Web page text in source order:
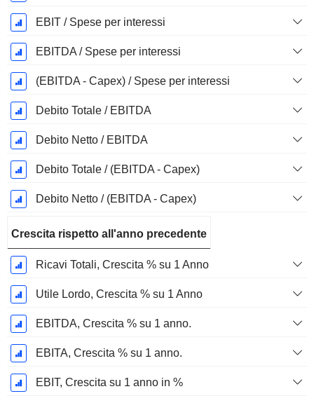
EBIT / Spese per interessi
EBITDA / Spese per interessi
(EBITDA - Capex) / Spese per interessi
Debito Totale / EBITDA
Debito Netto / EBITDA
Debito Totale / (EBITDA - Capex)
Debito Netto / (EBITDA - Capex)
Crescita rispetto all'anno precedente
Ricavi Totali, Crescita % su 1 Anno
Utile Lordo, Crescita % su 1 Anno
EBITDA, Crescita % su 1 anno.
EBITA, Crescita % su 1 anno.
EBIT, Crescita su 1 anno in %